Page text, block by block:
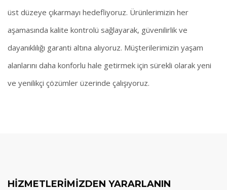
üst düzeye çıkarmayı hedefliyoruz. Ürünlerimizin her
aşamasında kalite kontrolü sağlayarak, güvenilirlik ve
dayanıklılığı garanti altına alıyoruz. Müşterilerimizin yaşam
alanlarını daha konforlu hale getirmek için sürekli olarak yeni
ve yenilikçi çözümler üzerinde çalışıyoruz.
HİZMETLERİMİZDEN YARARLANIN